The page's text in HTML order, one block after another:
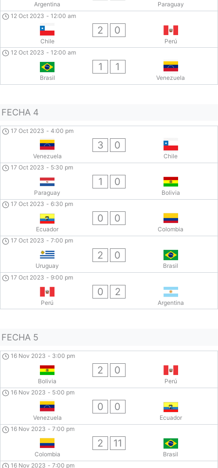
Argentina
Paraguay
12 Oct 2023 - 12:00 am
Chile
2 0
Perú
12 Oct 2023 - 12:00 am
Brasil
1 1
Venezuela
FECHA 4
17 Oct 2023 - 4:00 pm
Venezuela
3 0
Chile
17 Oct 2023 - 5:30 pm
Paraguay
1 0
Bolivia
17 Oct 2023 - 6:30 pm
Ecuador
0 0
Colombia
17 Oct 2023 - 7:00 pm
Uruguay
2 0
Brasil
17 Oct 2023 - 9:00 pm
Perú
0 2
Argentina
FECHA 5
16 Nov 2023 - 3:00 pm
Bolivia
2 0
Perú
16 Nov 2023 - 5:00 pm
Venezuela
0 0
Ecuador
16 Nov 2023 - 7:00 pm
Colombia
2 11
Brasil
16 Nov 2023 - 7:00 pm